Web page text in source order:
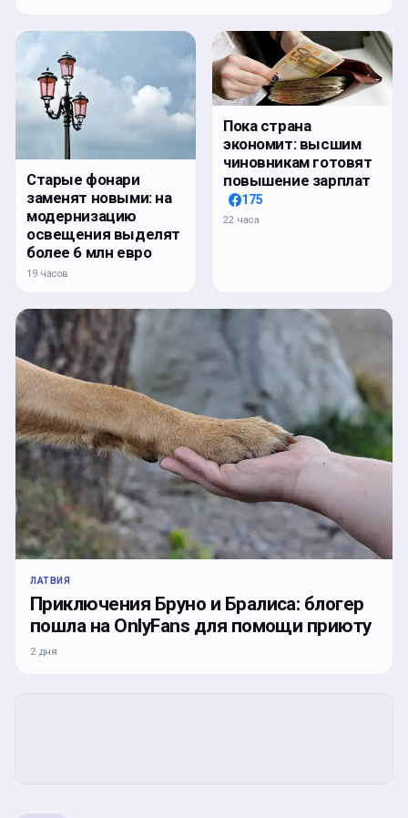
Старые фонари
заменят новыми: на
модернизацию
освещения выделят
более 6 млн евро
19 часов
Пока страна
экономит: высшим
чиновникам готовят
повышение зарплат
175
22 часа
ЛАТВИЯ
Приключения Бруно и Бралиса: блогер
пошла на OnlyFans для помощи приюту
2 дня